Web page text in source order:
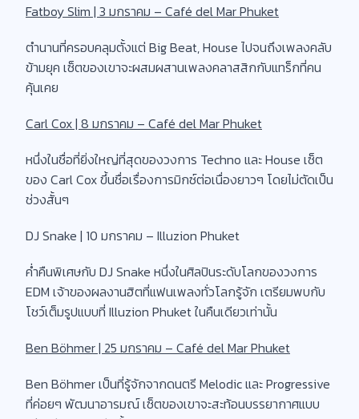
Fatboy Slim | 3 มกราคม – Café del Mar Phuket
ตำนานที่ครอบคลุมตั้งแต่ Big Beat, House ไปจนถึงเพลงคลับ
ข้ามยุค เซ็ตของเขาจะผสมผสานเพลงคลาสสิกกับแทร็กที่คน
คุ้นเคย
Carl Cox | 8 มกราคม – Café del Mar Phuket
หนึ่งในชื่อที่ยิ่งใหญ่ที่สุดของวงการ Techno และ House เซ็ต
ของ Carl Cox ขึ้นชื่อเรื่องการมิกซ์ต่อเนื่องยาวๆ โดยไม่ตัดเป็น
ช่วงสั้นๆ
DJ Snake | 10 มกราคม – Illuzion Phuket
ค่ำคืนพิเศษกับ DJ Snake หนึ่งในศิลปินระดับโลกของวงการ
EDM เจ้าของผลงานฮิตที่แฟนเพลงทั่วโลกรู้จัก เตรียมพบกับ
โชว์เต็มรูปแบบที่ Illuzion Phuket ในคืนเดียวเท่านั้น
Ben Böhmer | 25 มกราคม – Café del Mar Phuket
Ben Böhmer เป็นที่รู้จักจากดนตรี Melodic และ Progressive
ที่ค่อยๆ พัฒนาอารมณ์ เซ็ตของเขาจะสะท้อนบรรยากาศแบบ